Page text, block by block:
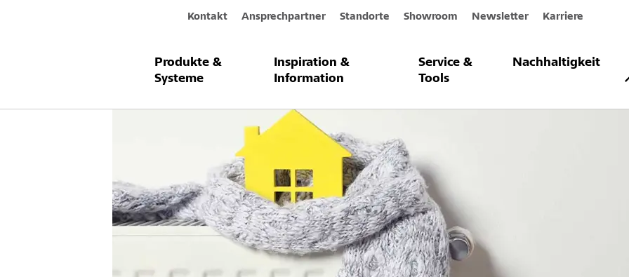
Kontakt Ansprechpartner Standorte Showroom Newsletter Karriere
Produkte &
Systeme
Inspiration &
Information
Service &
Tools
Nachhaltigkeit
Inspiration & Information Fassadendämmung Fakten über Wärmedämmung